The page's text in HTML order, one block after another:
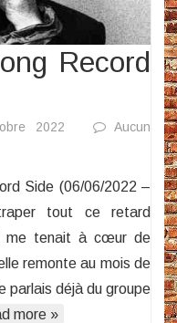
Record
2022
Aucun
Side (06/06/2022 –
tout ce retard
me tenait à cœur de
remonte au mois de
parlais déjà du groupe
more »